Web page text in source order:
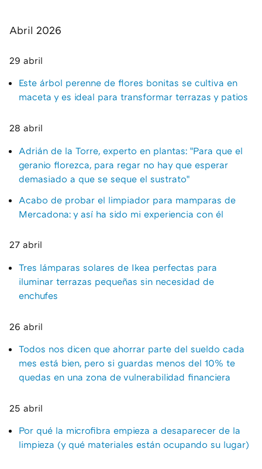
Abril 2026
29 abril
Este árbol perenne de flores bonitas se cultiva en
maceta y es ideal para transformar terrazas y patios
28 abril
Adrián de la Torre, experto en plantas: "Para que el
geranio florezca, para regar no hay que esperar
demasiado a que se seque el sustrato"
Acabo de probar el limpiador para mamparas de
Mercadona: y así ha sido mi experiencia con él
27 abril
Tres lámparas solares de Ikea perfectas para
iluminar terrazas pequeñas sin necesidad de
enchufes
26 abril
Todos nos dicen que ahorrar parte del sueldo cada
mes está bien, pero si guardas menos del 10% te
quedas en una zona de vulnerabilidad financiera
25 abril
Por qué la microfibra empieza a desaparecer de la
limpieza (y qué materiales están ocupando su lugar)